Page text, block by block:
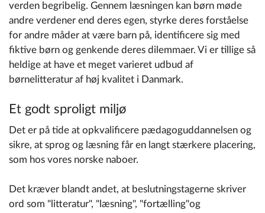
verden begribelig. Gennem læsningen kan børn møde
andre verdener end deres egen, styrke deres forståelse
for andre måder at være barn på, identificere sig med
fiktive børn og genkende deres dilemmaer. Vi er tillige så
heldige at have et meget varieret udbud af
børnelitteratur af høj kvalitet i Danmark.
Et godt sproligt miljø
Det er på tide at opkvalificere pædagoguddannelsen og
sikre, at sprog og læsning får en langt stærkere placering,
som hos vores norske naboer.
Det kræver blandt andet, at beslutningstagerne skriver
ord som "litteratur", "læsning", "fortælling"og